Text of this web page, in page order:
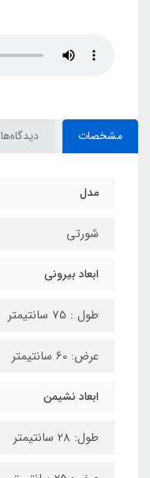
مشخصات دیدگاه‌ها
مدل
شورتی
ابعاد بیرونی
طول : 75 سانتیمتر
عرض: 60 سانتیمتر
ابعاد نشیمن
طول: 28 سانتیمتر